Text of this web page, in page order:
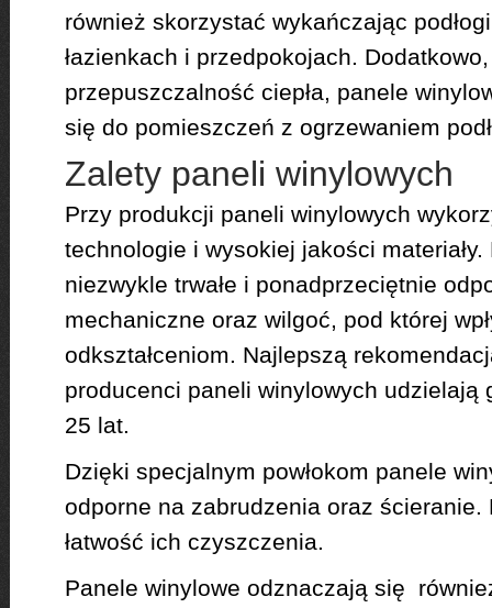
również skorzystać wykańczając
łazienkach i przedpokojach.
przepuszczalność ciepła, panele
się do pomieszczeń z ogrzewaniem
Zalety paneli winylowych
Przy produkcji paneli winylowych
technologie i wysokiej jakości
niezwykle trwałe i ponadprzeciętnie
mechaniczne oraz wilgoć, pod której
odkształceniom. Najlepszą
producenci paneli winylowych udzielają
25 lat.
Dzięki specjalnym powłokom panele
odporne na zabrudzenia oraz ścieranie.
łatwość ich czyszczenia.
Panele winylowe odznaczają się